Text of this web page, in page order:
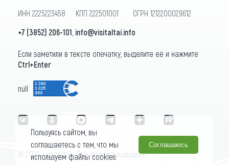
ИНН 2225223458 КПП 222501001 ОГРН 1212200029612
+7 (3852) 206-101 info@visitaltai.info
Если заметили в тексте опечатку, выделите её и нажмите
Ctrl+Enter
null
© 2026 «visitaltai» Все права защищены.
Пользуясь сайтом, вы
соглашаетесь с тем, что мы
используем файлы cookies.
Соглашаюсь